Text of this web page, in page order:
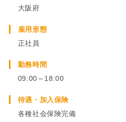
大阪府
雇用形態
正社員
勤務時間
09:00～18:00
待遇・加入保険
各種社会保険完備